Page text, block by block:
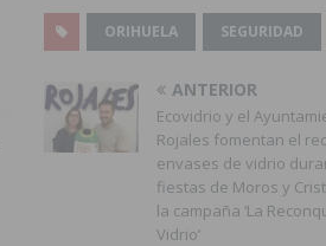
ORIHUELA SEGURIDAD
ANTERIOR
Ecovidrio y el
Rojales fomentan el
envases de vidrio
fiestas de Moros y
la campaña ‘La
Vidrio’